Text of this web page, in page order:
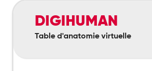
Digihuman
DIGIHUMAN
Table d'anatomie virtuelle